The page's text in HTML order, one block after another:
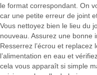
le format correspondant. On
car une petite erreur de joint
Vous nettoyez bien le lieu du
nouveau. Assurez une bonne
Resserrez l’écrou et
l’alimentation en eau et
cela vous apparaît si simple